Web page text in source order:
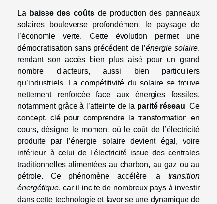
La baisse des coûts de production des panneaux
solaires bouleverse profondément le paysage de
l’économie verte. Cette évolution permet une
démocratisation sans précédent de l’énergie solaire,
rendant son accès bien plus aisé pour un grand
nombre d’acteurs, aussi bien particuliers
qu’industriels. La compétitivité du solaire se trouve
nettement renforcée face aux énergies fossiles,
notamment grâce à l’atteinte de la parité réseau. Ce
concept, clé pour comprendre la transformation en
cours, désigne le moment où le coût de l’électricité
produite par l’énergie solaire devient égal, voire
inférieur, à celui de l’électricité issue des centrales
traditionnelles alimentées au charbon, au gaz ou au
pétrole. Ce phénomène accélère la transition
énergétique, car il incite de nombreux pays à investir
dans cette technologie et favorise une dynamique de